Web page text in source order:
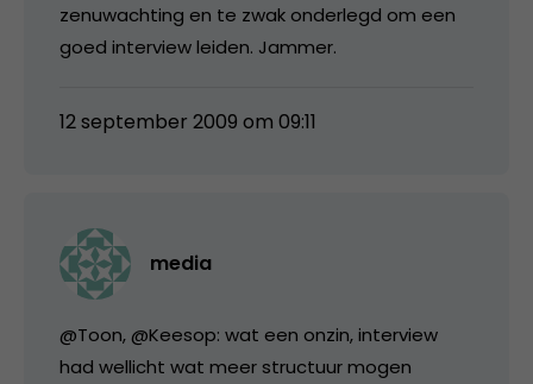
zenuwachting en te zwak onderlegd om een
goed interview leiden. Jammer.
12 september 2009 om 09:11
media
@Toon, @Keesop: wat een onzin, interview
had wellicht wat meer structuur mogen